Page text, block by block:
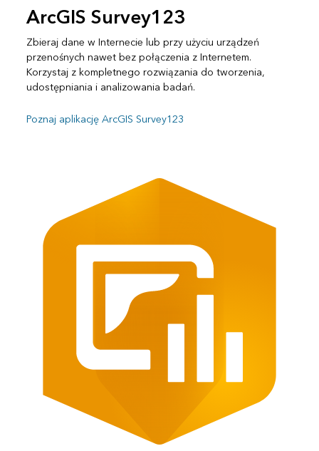
ArcGIS Survey123
Zbieraj dane w Internecie lub przy użyciu urządzeń
przenośnych nawet bez połączenia z Internetem.
Korzystaj z kompletnego rozwiązania do tworzenia,
udostępniania i analizowania badań.
Poznaj aplikację ArcGIS Survey123